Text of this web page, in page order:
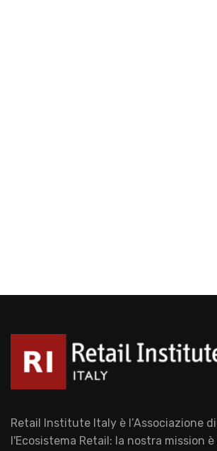
Retail Institute Italy è l’Associazione
l'Ecosistema Retail: la nostra mission